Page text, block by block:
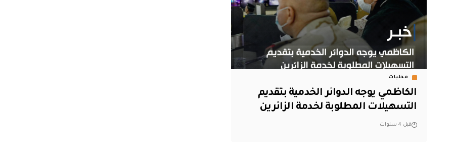
محليات
الكاظمي يوجه الدوائر الخدمية بتقديم
التسهيلات المطلوبة لخدمة الزائرين
قبل 4 سنوات